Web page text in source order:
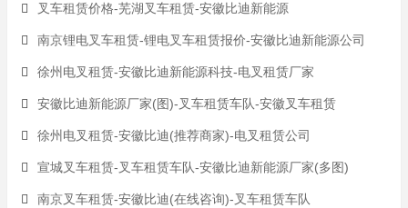
叉车租赁价格-芜湖叉车租赁-安徽比迪新能源
南京锂电叉车租赁-锂电叉车租赁报价-安徽比迪新能源公司
徐州电叉租赁-安徽比迪新能源科技-电叉租赁厂家
安徽比迪新能源厂家(图)-叉车租赁车队-安徽叉车租赁
徐州电叉租赁-安徽比迪(推荐商家)-电叉租赁公司
宣城叉车租赁-叉车租赁车队-安徽比迪新能源厂家(多图)
南京叉车租赁-安徽比迪(在线咨询)-叉车租赁车队